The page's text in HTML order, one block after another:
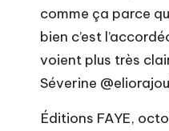
comme ça parce
bien c’est
voient plus très
Séverine
Éditions FAYE,